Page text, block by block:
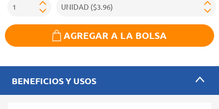
AGREGAR A LA BOLSA
BENEFICIOS Y USOS